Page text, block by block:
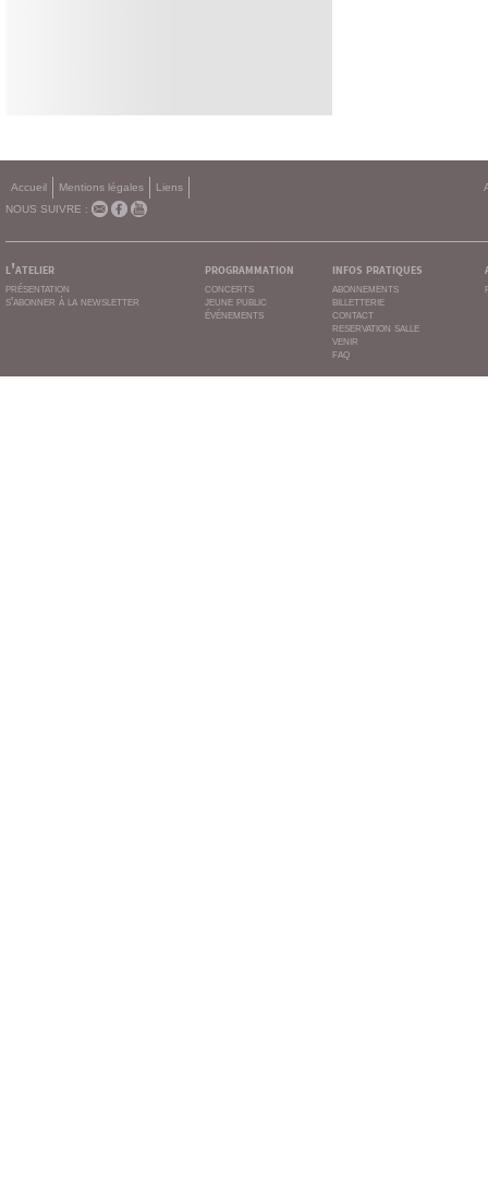
Accueil Mentions légales
Liens
NOUS SUIVRE :
l'atelier
présentation
s'abonner à la newsletter
programmation
concerts
jeune public
événements
infos pratiques
abonnements
billetterie
contact
reservation salle
venir
faq